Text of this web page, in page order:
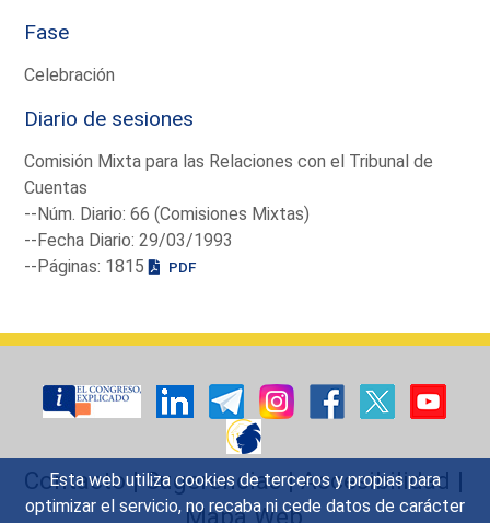
Esta web utiliza cookies de terceros y propias para
optimizar el servicio, no recaba ni cede datos de carácter
Fase
Celebración
Diario de sesiones
Comisión Mixta para las Relaciones con el Tribunal de
Cuentas
--Núm. Diario: 66 (Comisiones Mixtas)
--Fecha Diario: 29/03/1993
--Páginas: 1815
PDF
Contacto|Sugerencias|Accesibilidad |
Mapa Web